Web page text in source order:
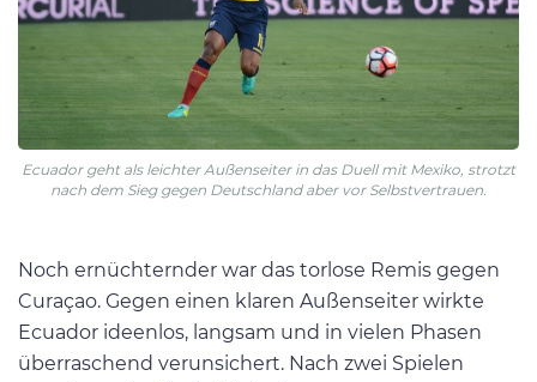
Ecuador geht als leichter Außenseiter in das Duell mit Mexiko, strotzt
nach dem Sieg gegen Deutschland aber vor Selbstvertrauen.
Noch ernüchternder war das torlose Remis gegen
Curaçao. Gegen einen klaren Außenseiter wirkte
Ecuador ideenlos, langsam und in vielen Phasen
überraschend verunsichert. Nach zwei Spielen